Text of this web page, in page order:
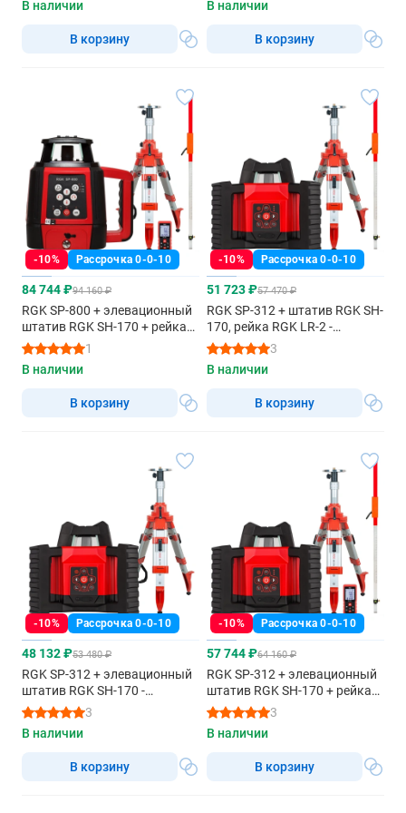
В наличии
В корзину
В наличии
В корзину
-10% Рассрочка 0-0-10
84 744 ₽94 160 ₽
RGK SP-800 + элевационный
штатив RGK SH-170 + рейка
RGK LR-2 + дальномер RGK
DL100 - ротационный
нивелир с красным лучом
1
В наличии
В корзину
-10% Рассрочка 0-0-10
51 723 ₽57 470 ₽
RGK SP-312 + штатив RGK SH-
170, рейка RGK LR-2 -
ротационный нивелир с
красным лучом
3
В наличии
В корзину
-10% Рассрочка 0-0-10
48 132 ₽53 480 ₽
RGK SP-312 + элевационный
штатив RGK SH-170 -
ротационный нивелир с
красным лучом
3
В наличии
В корзину
-10% Рассрочка 0-0-10
57 744 ₽64 160 ₽
RGK SP-312 + элевационный
штатив RGK SH-170 + рейка
RGK LR-2 + дальномер RGK
DL100 - ротационный
нивелир с красным лучом
3
В наличии
В корзину